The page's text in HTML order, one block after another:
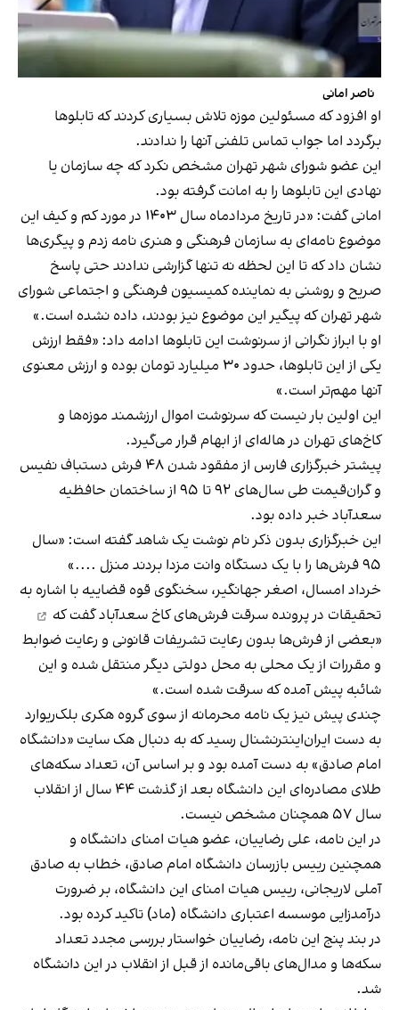
ناصر امانی
او افزود که مسئولین موزه تلاش بسیاری کردند که تابلوها
برگردد اما جواب تماس تلفنی آنها را ندادند.
این عضو شورای شهر تهران مشخص نکرد که چه سازمان یا
نهادی این تابلوها را به امانت گرفته بود.
امانی گفت: «در تاریخ مردادماه سال ۱۴۰۳ در مورد کم و کیف این
موضوع نامه‌ای به سازمان فرهنگی و هنری نامه زدم و پیگری‌ها
نشان داد که تا این لحظه نه تنها گزارشی ندادند حتی پاسخ
صریح و روشنی به نماینده کمیسیون فرهنگی و اجتماعی شورای
شهر تهران که پیگیر این موضوع نیز بودند، داده نشده است.»
او با ابراز نگرانی از سرنوشت این تابلوها ادامه داد: «فقط ارزش
یکی از این تابلوها،‌ حدود ۳۰ میلیارد تومان بوده و ارزش معنوی
آنها مهم‌تر است.»
این اولین بار نیست که سرنوشت اموال ارزشمند موزه‌ها و
کاخ‌های تهران در هاله‌ای از ابهام قرار می‌گیرد.
پیشتر خبرگزاری فارس از مفقود شدن ۴۸ فرش دستباف نفیس
و گران‌قیمت طی سال‌های ۹۲ تا ۹۵ از ساختمان حافظیه
سعدآباد خبر داده بود.
این خبرگزاری بدون ذکر نام نوشت یک شاهد گفته است: «سال
۹۵ فرش‌ها را با یک دستگاه وانت مزدا بردند منزل ....»
خرداد امسال، اصغر جهانگیر، سخنگوی قوه قضاییه با اشاره به
تحقیقات در پرونده سرقت فرش‌های کاخ سعدآبادگفت که
«بعضی از فرش‌ها بدون رعایت تشریفات قانونی و رعایت ضوابط
و مقررات از یک محلی به محل دولتی دیگر منتقل شده و این
شائبه پیش آمده که سرقت شده است.»
چندی پیش نیز یک نامه محرمانه از سوی گروه هکری بلک‌ریوارد
به دست ایران‌اینترنشنال رسید که به دنبال هک سایت «دانشگاه
امام صادق» به دست آمده بود و بر اساس آن، تعداد سکه‌های
طلای مصادره‌ای این دانشگاه بعد از گذشت ۴۴ سال از انقلاب
سال ۵۷ همچنان مشخص نیست.
در این نامه، علی رضاییان، عضو هیات امنای دانشگاه و
همچنین رییس بازرسان دانشگاه امام صادق، خطاب به صادق
آملی لاریجانی، رییس هیات امنای این دانشگاه، بر ضرورت
درآمدزایی موسسه اعتباری دانشگاه (ماد) تاکید کرده بود.
در بند پنج این نامه، رضاییان خواستار بررسی مجدد تعداد
سکه‌ها و مدال‌های باقی‌مانده از قبل از انقلاب در این دانشگاه
شد.